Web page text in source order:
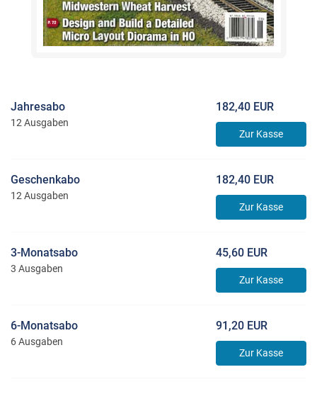
Jahresabo
12 Ausgaben
182,40 EUR
Zur Kasse
Geschenkabo
12 Ausgaben
182,40 EUR
Zur Kasse
3-Monatsabo
3 Ausgaben
45,60 EUR
Zur Kasse
6-Monatsabo
6 Ausgaben
91,20 EUR
Zur Kasse